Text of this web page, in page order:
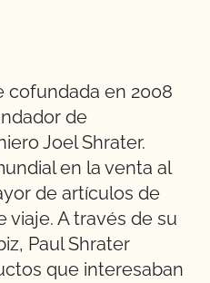
cofundada en 2008
de
Joel Shrater.
en la venta al
de artículos de
viaje. A través de su
Paul Shrater
que interesaban